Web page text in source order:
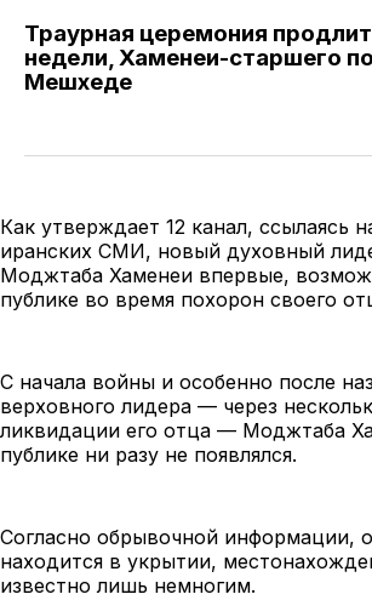
Траурная церемония
недели, Хаменеи-старшего
Мешхеде
Как утверждает 12 канал, ссылаясь
иранских СМИ, новый духовный
Моджтаба Хаменеи впервые,
публике во время похорон своего
С начала войны и особенно после
верховного лидера — через
ликвидации его отца — Моджтаба
публике ни разу не появлялся.
Согласно обрывочной информации,
находится в укрытии,
известно лишь немногим.